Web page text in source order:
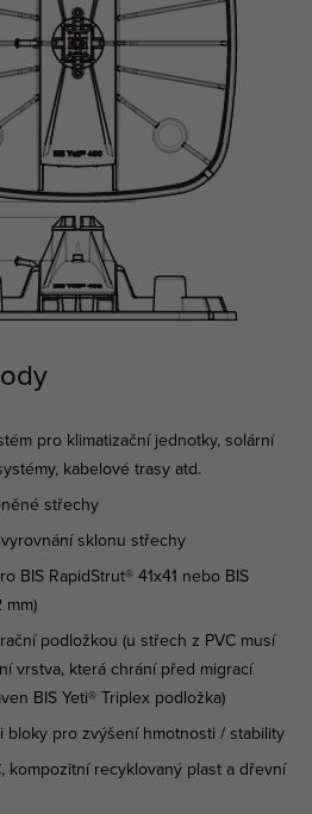
pro klimatizační jednotky, solární
kabelové trasy atd.
střechy
sklonu střechy
BIS RapidStrut® 41x41 nebo BIS
mm)
podložkou (u střech z PVC musí
vrstva, která chrání před migrací
BIS Yeti® Triplex podložka)
bloky pro zvýšení hmotnosti / stability
kompozitní recyklovaný plast a dřevní